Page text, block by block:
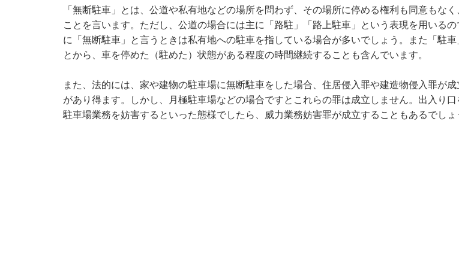
「無断駐車」とは、公道や私有地などの場所を問わず、その場所に停める権利も同意もなく
ことを言います。ただし、公道の場合には主に「路駐」「路上駐車」という表現を用いるの
に「無断駐車」と言うときは私有地への駐車を指している場合が多いでしょう。また「駐車
とから、車を停めた（駐めた）状態がある程度の時間継続することも含んでいます。
また、法的には、家や建物の駐車場に無断駐車をした場合、住居侵入罪や建造物侵入罪が成
があり得ます。しかし、月極駐車場などの場合ですとこれらの罪は成立しません。出入り
駐車場業務を妨害するといった態様でしたら、威力業務妨害罪が成立することもあるでしょ